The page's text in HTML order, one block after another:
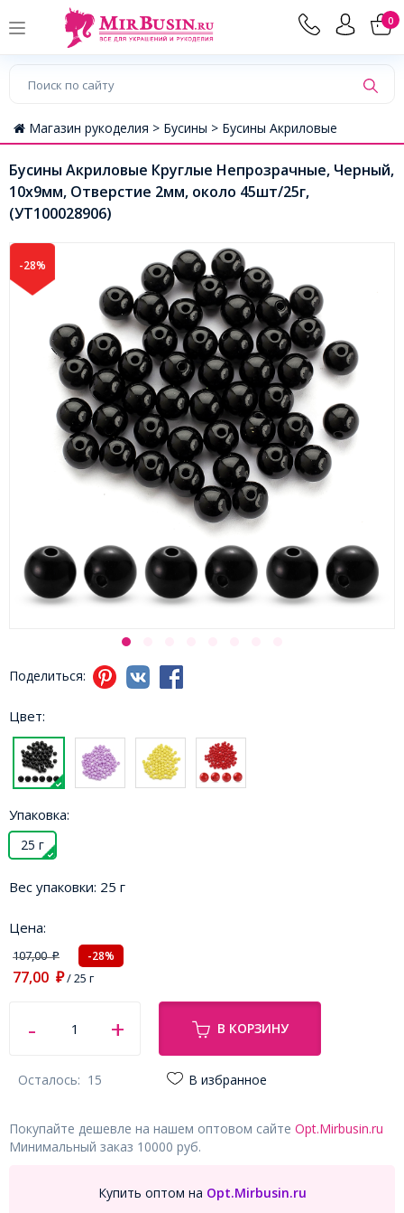
0
Магазин рукоделия > Бусины > Бусины Акриловые
Бусины Акриловые Круглые Непрозрачные, Черный,
10х9мм, Отверстие 2мм, около 45шт/25г,
(УТ100028906)
-28%
Поделиться:
Цвет:
Упаковка:
25 г
Вес упаковки: 25 г
Цена:
107,00₽ -28%
77,00 ₽/ 25 г
В КОРЗИНУ
Осталось: 15 В избранное
Покупайте дешевле на нашем оптовом сайте Opt.Mirbusin.ru
Минимальный заказ 10000 руб.
Купить оптом на Opt.Mirbusin.ru